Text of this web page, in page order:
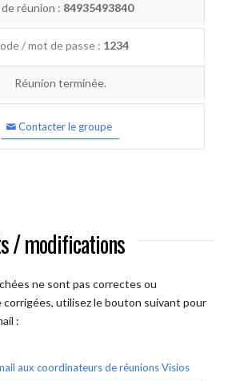
réunion : 84935493840
/ mot de passe : 1234
Réunion terminée.
Contacter le groupe
/ modifications
ne sont pas correctes ou
utilisez le bouton suivant pour
:
aux coordinateurs de réunions Visios